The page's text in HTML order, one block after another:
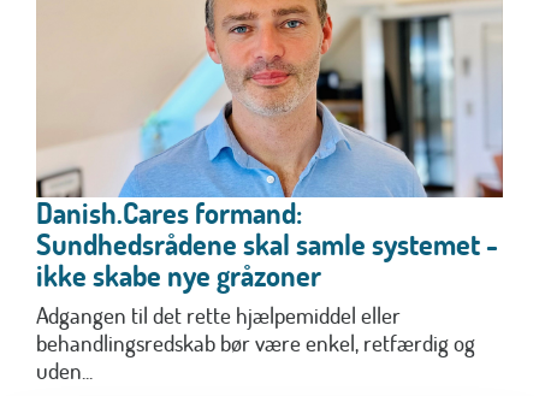
Danish.Cares formand:
Sundhedsrådene skal samle systemet -
ikke skabe nye gråzoner
Adgangen til det rette hjælpemiddel eller
behandlingsredskab bør være enkel, retfærdig og
uden...